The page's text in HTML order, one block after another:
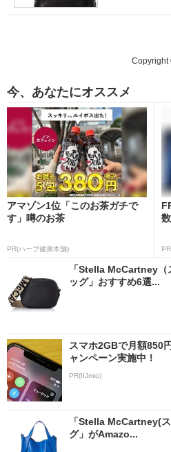
Copyright
今、あなたにオススメ
アマゾン1位「このお茶ガチで
す」噂のお茶
PR(ハーブ健康本舗)
「Stella McCartney
ッグ」おすすめ6選...
スマホ2GBで月額850
ャンペーン実施中！
PR(IIJmio)
「Stella McCartney(
グ」がAmazo...